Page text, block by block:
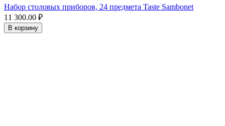
Набор столовых приборов, 24 предмета Taste Sambonet
11 300.00 ₽
В корзину